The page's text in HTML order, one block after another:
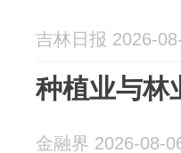
吉林日报 2026-
种植业与林
金融界 2026-08-